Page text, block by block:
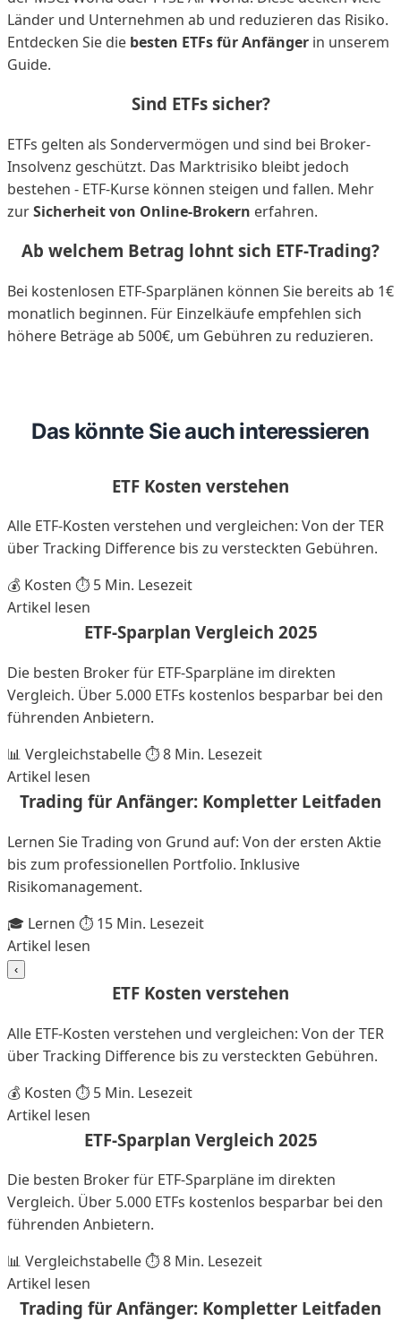
Länder und Unternehmen ab und reduzieren das Risiko.
Entdecken Sie die besten ETFs für Anfänger in unserem
Guide.
Sind ETFs sicher?
ETFs gelten als Sondervermögen und sind bei Broker-
Insolvenz geschützt. Das Marktrisiko bleibt jedoch
bestehen - ETF-Kurse können steigen und fallen. Mehr
zurSicherheit von Online-Brokern erfahren.
Ab welchem Betrag lohnt sich ETF-Trading?
Bei kostenlosen ETF-Sparplänen können Sie bereits ab 1€
monatlich beginnen. Für Einzelkäufe empfehlen sich
höhere Beträge ab 500€, um Gebühren zu reduzieren.
Das könnte Sie auch interessieren
ETF Kosten verstehen
Alle ETF-Kosten verstehen und vergleichen: Von der TER
über Tracking Difference bis zu versteckten Gebühren.
💰 Kosten ⏱️ 5 Min. Lesezeit
Artikel lesen
ETF-Sparplan Vergleich 2025
Die besten Broker für ETF-Sparpläne im direkten
Vergleich. Über 5.000 ETFs kostenlos besparbar bei den
führenden Anbietern.
📊 Vergleichstabelle⏱️ 8 Min. Lesezeit
Artikel lesen
Trading für Anfänger: Kompletter Leitfaden
Lernen Sie Trading von Grund auf: Von der ersten Aktie
bis zum professionellen Portfolio. Inklusive
Risikomanagement.
🎓 Lernen ⏱️ 15 Min. Lesezeit
Artikel lesen
‹
ETF Kosten verstehen
Alle ETF-Kosten verstehen und vergleichen: Von der TER
über Tracking Difference bis zu versteckten Gebühren.
💰 Kosten ⏱️ 5 Min. Lesezeit
Artikel lesen
ETF-Sparplan Vergleich 2025
Die besten Broker für ETF-Sparpläne im direkten
Vergleich. Über 5.000 ETFs kostenlos besparbar bei den
führenden Anbietern.
📊 Vergleichstabelle⏱️ 8 Min. Lesezeit
Artikel lesen
Trading für Anfänger: Kompletter Leitfaden